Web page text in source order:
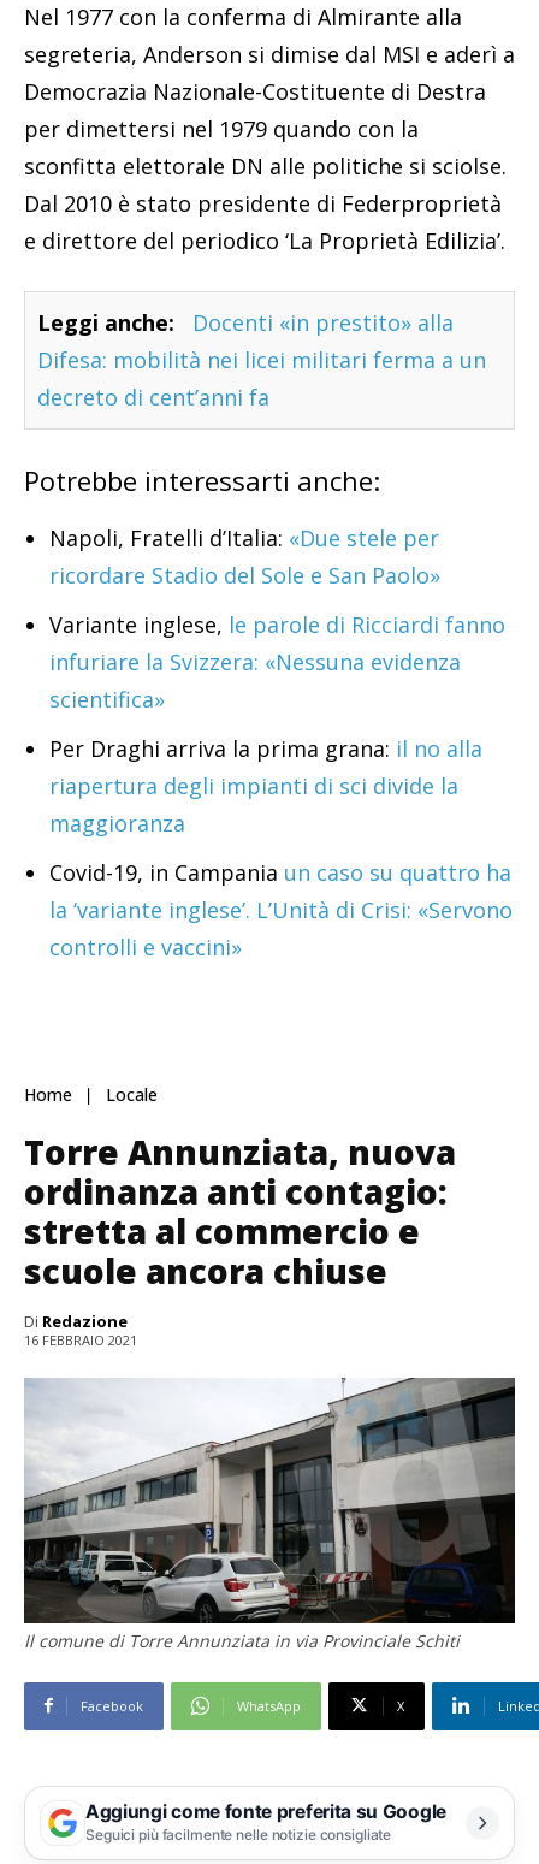
Nel 1977 con la conferma di Almirante alla
segreteria, Anderson si dimise dal MSI e aderì a
Democrazia Nazionale-Costituente di Destra
per dimettersi nel 1979 quando con la
sconfitta elettorale DN alle politiche si sciolse.
Dal 2010 è stato presidente di Federproprietà
e direttore del periodico ‘La Proprietà Edilizia’.
Leggi anche:
Docenti «in prestito» alla
Difesa: mobilità nei licei militari ferma a un
decreto di cent’anni fa
Potrebbe interessarti anche:
Napoli, Fratelli d’Italia: «Due stele per
ricordare Stadio del Sole e San Paolo»
Variante inglese, le parole di Ricciardi fanno
infuriare la Svizzera: «Nessuna evidenza
scientifica»
Per Draghi arriva la prima grana: il no alla
riapertura degli impianti di sci divide la
maggioranza
Covid-19, in Campania un caso su quattro ha
la ‘variante inglese’. L’Unità di Crisi: «Servono
controlli e vaccini»
Home Locale
Torre Annunziata, nuova
ordinanza anti contagio:
stretta al commercio e
scuole ancora chiuse
Di Redazione
16 FEBBRAIO 2021
Il comune di Torre Annunziata in via Provinciale Schiti
Facebook WhatsApp X
Aggiungi come fonte preferita su Google
Seguici più facilmente nelle notizie consigliate